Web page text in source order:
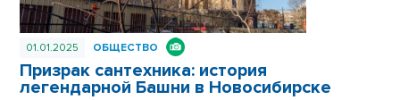
01.01.2025 ОБЩЕСТВО
Призрак сантехника: история
легендарной Башни в Новосибирске